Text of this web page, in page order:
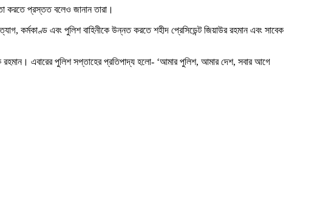
করতে প্রস্তত বলেও জানান তারা।
কর্মকাণ্ড এবং পুলিশ বাহিনীকে উন্নত করতে শহীদ প্রেসিডেন্ট জিয়াউর রহমান এবং সাবেক
রহমান। এবারের পুলিশ সপ্তাহের প্রতিপাদ্য হলো- ‘আমার পুলিশ, আমার দেশ, সবার আগে